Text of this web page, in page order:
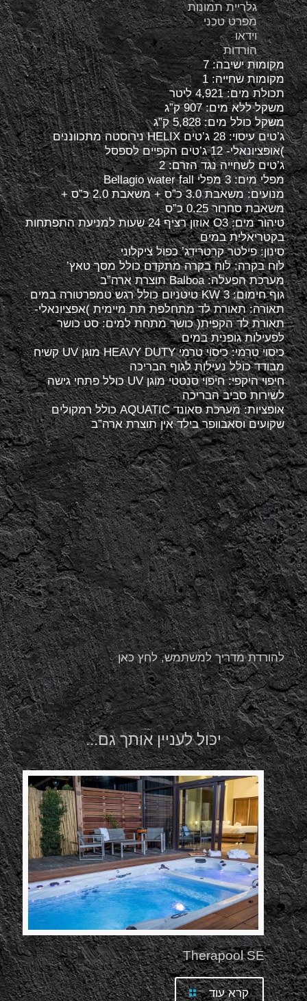
גלריית תמונות
מפרט טכני
וידאו
הורדות
מקומות ישיבה: 7
מקומות שחייה: 1
תכולת מים: 4,921 ליטר
משקל ללא מים: 907 ק”ג
משקל כולל מים: 5,828 ק”ג
ג’טים עיסוי: 28 ג’טים HELIX נירוסטה מתכווננים
)אופציונאלי- 12 ג’טים הקפיים לספסל
ג’טים לשחייה נגד הזרם: 2
מפלי מים: 3 מפלי Bellagio water fall
מנועים: משאבת 3.0 כ”ס + משאבת 2.0 כ”ס +
משאבת סחרור 0.25 כ”ס
טיהור מים: O3 אוזון רציף 24 שעות למניעת התפתחות
בקטריאלית במים
סינון: פילטר קרטרידג’ כפול ציקלוני
לוח בקרה: לוח בקרה מתקדם כולל מסך טאץ’
מערכת הפעלה: Balboa תוצרת ארה”ב
גוף חימום: KW 3 טיטניום כולל רגש טמפרטורה במים
תאורה: תאורת לד מתחלפת תת מיימית )אפציונאלי-
תאורת לד הקפית( כושר מתחת למים: סט כושר
לפעילות גופנית במים
כיסוי טרמי: כיסוי טרמי HEAVY DUTY מוגן UV קשיח
מבודד כולל נעילות לגוף הבריכה
חיפוי היקפי: חיפוי סנטטי מוגן UV כולל פתחי גישה
לשירות סביב הבריכה
אופציות: מערכת סאונד AQUATIC כולל רמקולים
שקועים וסאבוופר בילד אין תוצרת ארה”ב
להורדת מדריך למשתמש, לחץ כאן
יכול לעניין אותך גם...
Therapool SE
קרא עוד